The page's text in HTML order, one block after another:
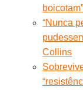
“Nunca
Collins